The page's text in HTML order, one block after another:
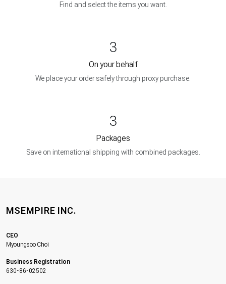
Find and select the items you want.
3
On your behalf
We place your order safely through proxy purchase.
3
Packages
Save on international shipping with combined packages.
MSEMPIRE INC.
CEO
Myoungsoo Choi
Business Registration
630-86-02502